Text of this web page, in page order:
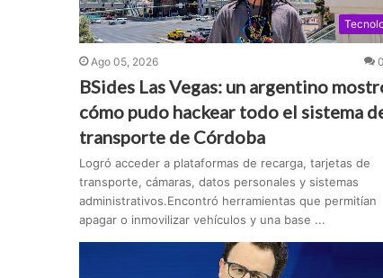
Ago 05, 2026 0
BSides Las Vegas: un argentino
cómo pudo hackear todo el sistema
transporte de Córdoba
Logró acceder a plataformas de recarga, tarjetas de
transporte, cámaras, datos personales y sistemas
administrativos.Encontró herramientas que permitían
apagar o inmovilizar vehículos y una base ...